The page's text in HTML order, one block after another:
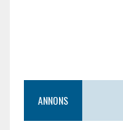
ANNONS